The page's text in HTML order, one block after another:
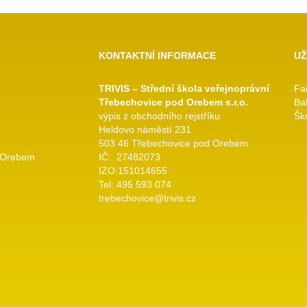
KONTAKTNÍ INFORMACE
TRIVIS – Střední škola veřejnoprávní
Třebechovice pod Orebem s.r.o.
výpis z obchodního rejstříku
Heldovo náměstí 231
503 46 Třebechovice pod Orebem
IČ: 27482073
IZO:151014655
Tel: 495 593 074
trebechovice@trivis.cz